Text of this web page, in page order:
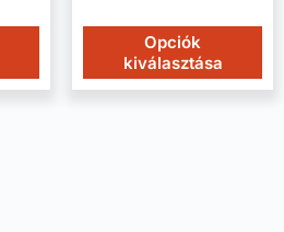
Opciók
kiválasztása